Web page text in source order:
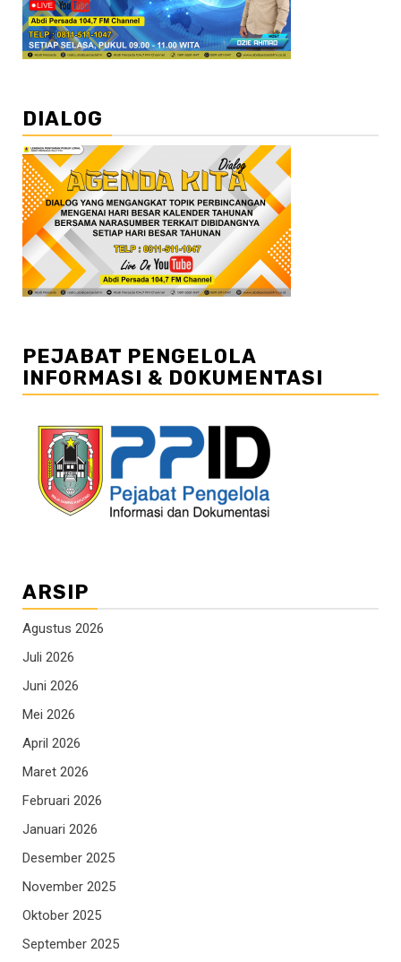
DIALOG
PEJABAT PENGELOLA
INFORMASI & DOKUMENTASI
ARSIP
Agustus 2026
Juli 2026
Juni 2026
Mei 2026
April 2026
Maret 2026
Februari 2026
Januari 2026
Desember 2025
November 2025
Oktober 2025
September 2025